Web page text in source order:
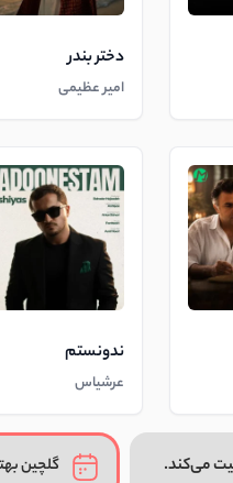
دختر بندر
امیر عظیمی
ندونستم
عرشیاس
می‌کند. گلچین